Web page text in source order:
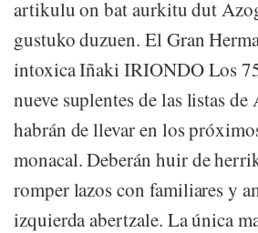
artikulu on bat aurkitu dut
gustuko duzuen. El Gran
intoxica Iñaki IRIONDO Los
nueve suplentes de las listas de
habrán de llevar en los
monacal. Deberán huir de
romper lazos con familiares y
izquierda abertzale. La única